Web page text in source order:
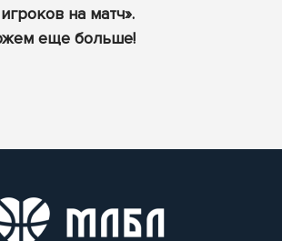
на матч».
еще больше!